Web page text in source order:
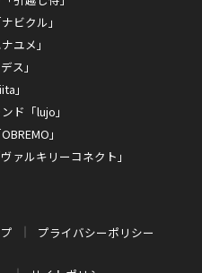
ビクル」
ユメ」
ス」
」
ド「lujo」
」
ァルキリーコネクト」
プライバシーポリシー